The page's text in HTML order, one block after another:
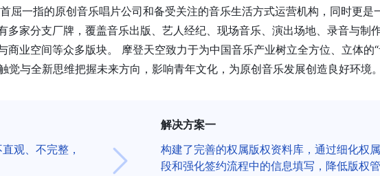
屈一指的原创音乐唱片公司和备受关注的音乐生活方式运营机构，同时更是
多家分支厂牌，覆盖音乐出版、艺人经纪、现场音乐、演出场地、录音与制
商业空间等众多版块。 摩登天空致力于为中国音乐产业树立全方位、立体的
觉与全新思维把握未来方向，影响青年文化，为原创音乐发展创造良好环境。
观、不完整，
解决方案一
构建了完善的权属版权资料库，通过细化权
段和强化签约流程中的信息填写，降低版权